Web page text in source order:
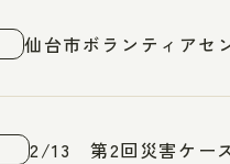
仙台市ボランティアセ
2/13 第2回災害ケー